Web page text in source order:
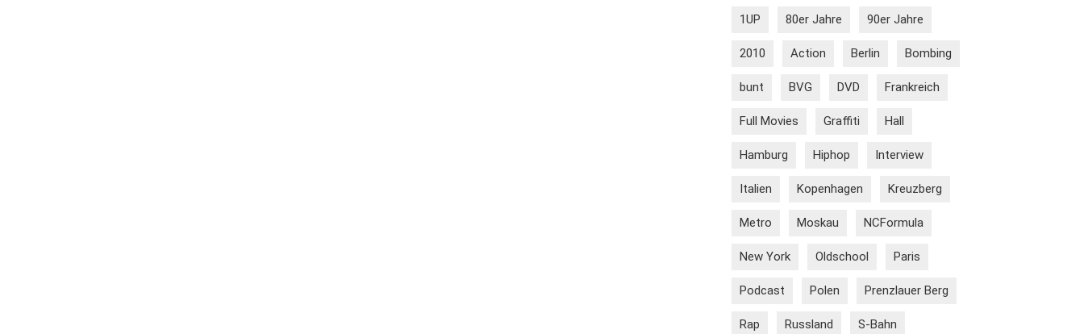
1UP 80er Jahre 90er Jahre
2010 Action Berlin Bombing
bunt BVG DVD Frankreich
Full Movies Graffiti Hall
Hamburg Hiphop Interview
Italien Kopenhagen Kreuzberg
Metro Moskau NCFormula
New York Oldschool Paris
Podcast Polen Prenzlauer Berg
Rap Russland S-Bahn